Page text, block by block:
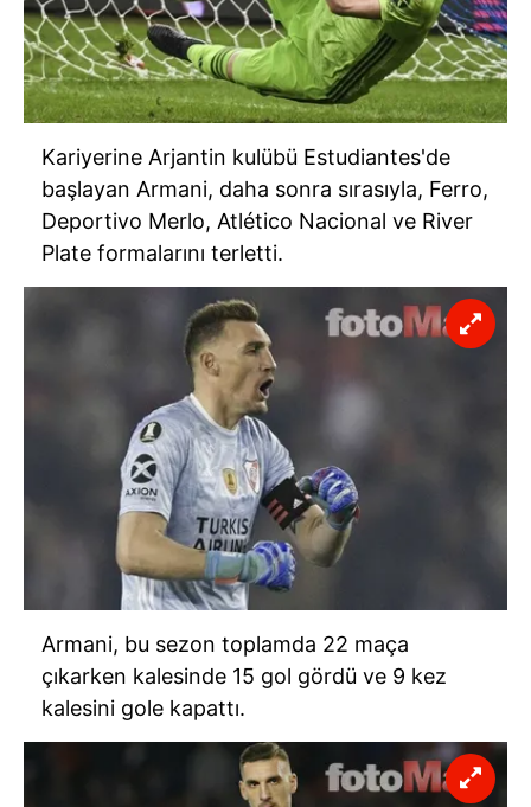
Kariyerine Arjantin kulübü Estudiantes'de
başlayan Armani, daha sonra sırasıyla, Ferro,
Deportivo Merlo, Atlético Nacional ve River
Plate formalarını terletti.
Armani, bu sezon toplamda 22 maça
çıkarken kalesinde 15 gol gördü ve 9 kez
kalesini gole kapattı.